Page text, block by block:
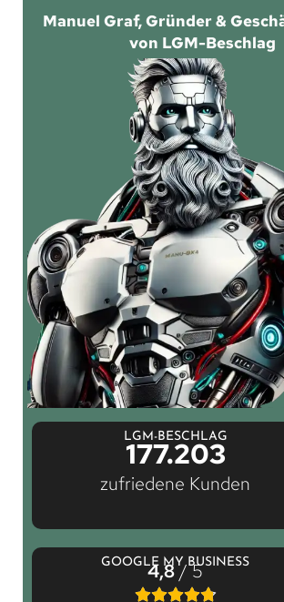
Manuel Graf, Gründer &
von LGM-Beschlag
LGM-BESCHLAG
177.203
zufriedene Kunden
GOOGLE MY BUSINESS
4,8/ 5